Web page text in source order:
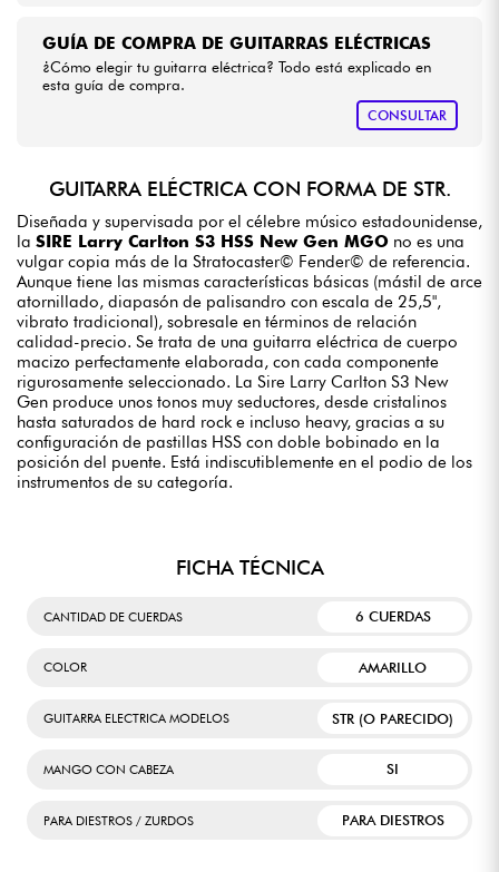
GUÍA DE COMPRA DE GUITARRAS ELÉCTRICAS
¿Cómo elegir tu guitarra eléctrica? Todo está explicado en
esta guía de compra.
CONSULTAR
GUITARRA ELÉCTRICA CON FORMA DE STR.
Diseñada y supervisada por el célebre músico estadounidense,
la SIRE Larry Carlton S3 HSS New Gen MGO no es una
vulgar copia más de la Stratocaster© Fender© de referencia.
Aunque tiene las mismas características básicas (mástil de arce
atornillado, diapasón de palisandro con escala de 25,5",
vibrato tradicional), sobresale en términos de relación
calidad-precio. Se trata de una guitarra eléctrica de cuerpo
macizo perfectamente elaborada, con cada componente
rigurosamente seleccionado. La Sire Larry Carlton S3 New
Gen produce unos tonos muy seductores, desde cristalinos
hasta saturados de hard rock e incluso heavy, gracias a su
configuración de pastillas HSS con doble bobinado en la
posición del puente. Está indiscutiblemente en el podio de los
instrumentos de su categoría.
FICHA TÉCNICA
CANTIDAD DE CUERDAS 6 CUERDAS
COLOR AMARILLO
GUITARRA ELECTRICA MODELOS STR (O PARECIDO)
MANGO CON CABEZA SI
PARA DIESTROS / ZURDOS PARA DIESTROS